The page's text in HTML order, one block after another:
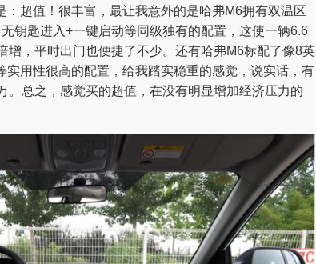
：超值！很丰富，最让我意外的是哈弗M6拥有双温区
钥匙进入+一键启动等同级独有的配置，这使一辆6.6
增，平时出门也便捷了不少。还有哈弗M6标配了像8英
实用性很高的配置，给我踏实稳重的感觉，说实话，有
。总之，感觉买的超值，在没有明显增加经济压力的